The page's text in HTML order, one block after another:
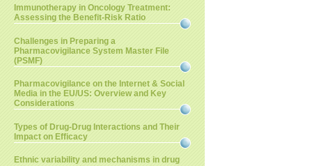
Immunotherapy in Oncology Treatment:
Assessing the Benefit-Risk Ratio
Challenges in Preparing a
Pharmacovigilance System Master File
(PSMF)
Pharmacovigilance on the Internet & Social
Media in the EU/US: Overview and Key
Considerations
Types of Drug-Drug Interactions and Their
Impact on Efficacy
Ethnic variability and mechanisms in drug